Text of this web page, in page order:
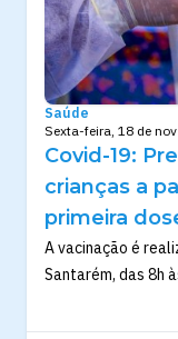
Saúde
Sexta-feira, 18 de
Covid-19:
crianças a
primeira
A vacinação é
Santarém, das 8h